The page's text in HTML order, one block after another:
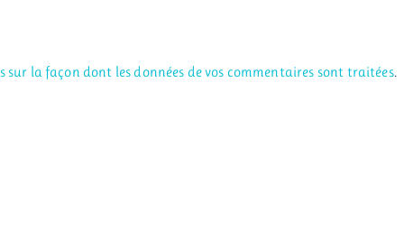
sur la façon dont les données de vos commentaires sont traitées.